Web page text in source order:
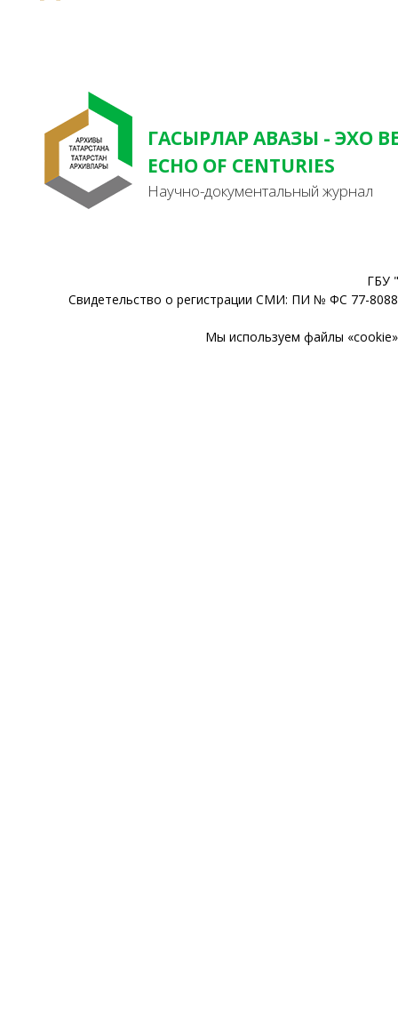
ГАСЫРЛАР АВАЗЫ - ЭХО
ECHO OF CENTURIES
Научно-документальный журнал
ГБУ
Свидетельство о регистрации СМИ: ПИ № ФС 77-
Мы используем файлы «cookie»